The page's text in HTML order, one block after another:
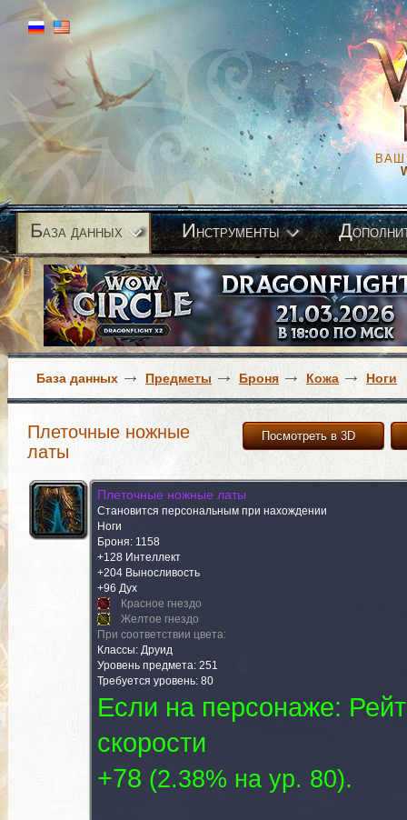
ВАШ
База данных Инструменты Д
База данных Предметы Броня Кожа Ноги
Посмотреть в 3D
Плеточные ножные
латы
Плеточные ножные латы
Становится персональным при нахождении
Ноги
Броня: 1158
+128 Интеллект
+204 Выносливость
+96 Дух
Красное гнездо
Желтое гнездо
При соответствии цвета:
Классы: Друид
Уровень предмета: 251
Требуется уровень: 80
Если на персонаже:
скорости
+78 (2.38% на yp. 80).